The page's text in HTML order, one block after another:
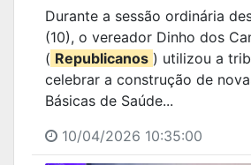
Durante a sessão ordinária
(10), o vereador Dinho dos
( Republicanos ) utilizou a
celebrar a construção de
Básicas de Saúde...
10/04/2026 10:35:00